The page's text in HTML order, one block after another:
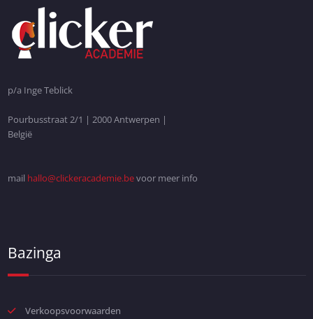
p/a Inge Teblick
Pourbusstraat 2/1 | 2000 Antwerpen |
België
mail hallo@clickeracademie.bevoor meer info
Bazinga
Verkoopsvoorwaarden